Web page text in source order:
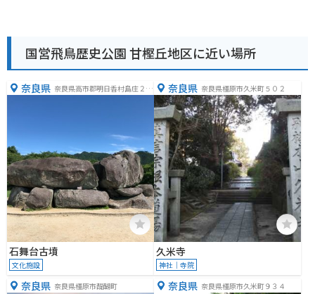
国営飛鳥歴史公園 甘樫丘地区に近い場所
奈良県 奈良県高市郡明日香村島庄２５
石舞台古墳
文化施設
奈良県 奈良県橿原市久米町５０２
久米寺
神社｜寺院
奈良県 奈良県橿原市醍醐町 奈良県 奈良県橿原市久米町９３４